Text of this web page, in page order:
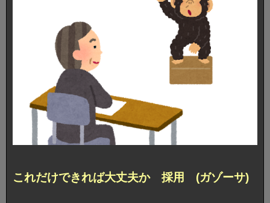
これだけできれば大丈夫か 採用 (ガゾーサ)